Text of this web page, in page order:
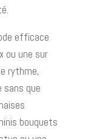
efficace
ou une sur
rythme,
sans que
bouquets